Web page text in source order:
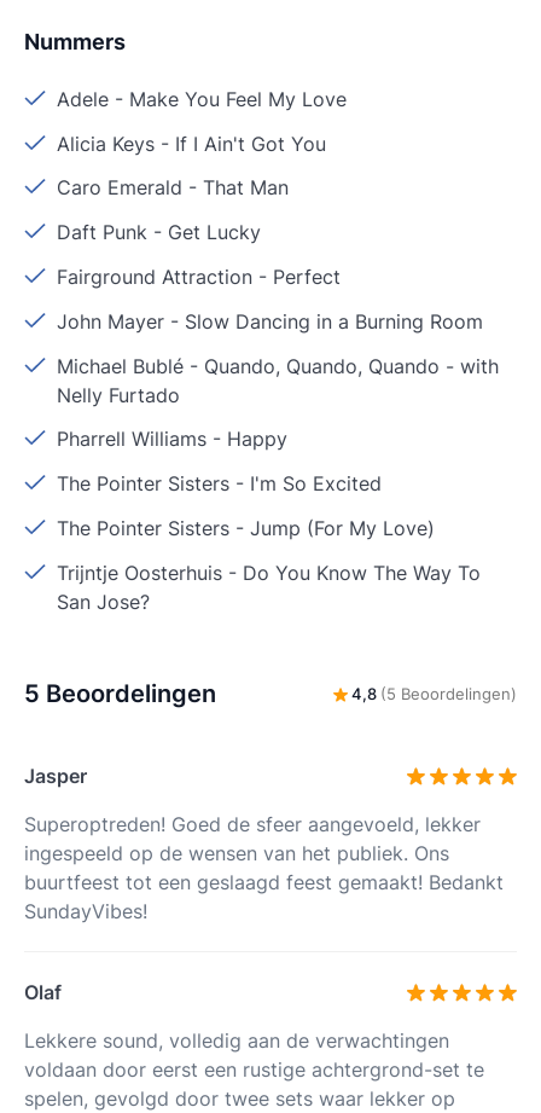
Nummers
Adele - Make You Feel My Love
Alicia Keys - If I Ain't Got You
Caro Emerald -That Man
Daft Punk - Get Lucky
Fairground Attraction - Perfect
John Mayer - Slow Dancing in a Burning Room
Michael Bublé - Quando, Quando, Quando - with
Nelly Furtado
Pharrell Williams - Happy
The Pointer Sisters - I'm So Excited
The Pointer Sisters -Jump (For My Love)
Trijntje Oosterhuis - Do You Know The Way To
San Jose?
5 Beoordelingen 4,8 (5 Beoordelingen)
Jasper
Superoptreden! Goed de sfeer aangevoeld, lekker
ingespeeld op de wensen van het publiek. Ons
buurtfeest tot een geslaagd feest gemaakt! Bedankt
SundayVibes!
Olaf
Lekkere sound, volledig aan de verwachtingen
voldaan door eerst een rustige achtergrond-set te
spelen, gevolgd door twee sets waar lekker op